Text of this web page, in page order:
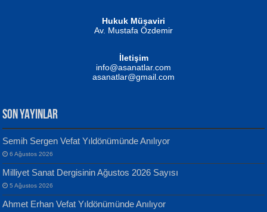
MUSTAFA KELOĞLU
Yarına İz Bırakmak...
Yılmaz Ekinci
Geceye Söylenen...
Hukuk Müşaviri
Av. Mustafa Özdemir
İletişim
info@asanatlar.com
asanatlar@gmail.com
SON YAYINLAR
Semih Sergen Vefat Yıldönümünde Anılıyor
6 Ağustos 2026
Milliyet Sanat Dergisinin Ağustos 2026 Sayısı
5 Ağustos 2026
Ahmet Erhan Vefat Yıldönümünde Anılıyor